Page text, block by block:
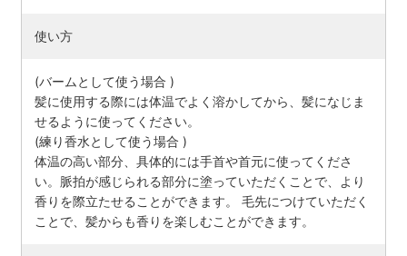
使い方
(バームとして使う場合 )
髪に使用する際には体温でよく溶かしてから、髪になじま
せるように使ってください。
(練り香水として使う場合 )
体温の高い部分、具体的には手首や首元に使ってくださ
い。脈拍が感じられる部分に塗っていただくことで、より
香りを際立たせることができます。 毛先につけていただく
ことで、髪からも香りを楽しむことができます。